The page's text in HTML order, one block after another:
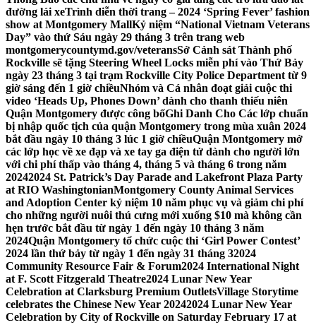
đường lái xeTrình diễn thời trang – 2024 ‘Spring Fever’ fashion
show at Montgomery MallKỷ niệm “National Vietnam Veterans
Day” vào thứ Sáu ngày 29 tháng 3 trên trang web
montgomerycountymd.gov/veteransSở Cảnh sát Thành phố
Rockville sẽ tặng Steering Wheel Locks miễn phí vào Thứ Bảy
ngày 23 tháng 3 tại trạm Rockville City Police Department từ 9
giờ sáng đến 1 giờ chiềuNhóm và Cá nhân đoạt giải cuộc thi
video ‘Heads Up, Phones Down’ dành cho thanh thiếu niên
Quận Montgomery được công bốGhi Danh Cho Các lớp chuẩn
bị nhập quốc tịch của quận Montgomery trong mùa xuân 2024
bắt đầu ngày 10 tháng 3 lúc 1 giờ chiềuQuận Montgomery mở
các lớp học về xe đạp và xe tay ga điện tử dành cho người lớn
với chi phí thấp vào tháng 4, tháng 5 và tháng 6 trong năm
20242024 St. Patrick’s Day Parade and Lakefront Plaza Party
at RIO WashingtonianMontgomery County Animal Services
and Adoption Center kỷ niệm 10 năm phục vụ và giảm chi phí
cho những người nuôi thú cưng mới xuống $10 mà không cần
hẹn trước bắt đầu từ ngày 1 đến ngày 10 tháng 3 năm
2024Quận Montgomery tổ chức cuộc thi ‘Girl Power Contest’
2024 lần thứ bảy từ ngày 1 đến ngày 31 tháng 32024
Community Resource Fair & Forum2024 International Night
at F. Scott Fitzgerald Theatre2024 Lunar New Year
Celebration at Clarksburg Premium OutletsVillage Storytime
celebrates the Chinese New Year 20242024 Lunar New Year
Celebration by City of Rockville on Saturday February 17 at